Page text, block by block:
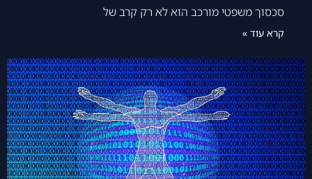
סכסוך משפטי מורכב הוא לא רק קרב של
קרא עוד »